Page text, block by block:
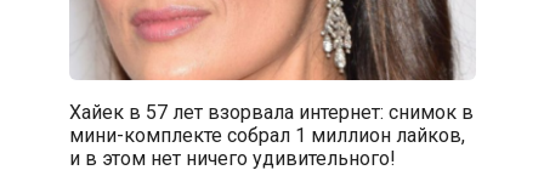
Хайек в 57 лет взорвала интернет: снимок в
мини-комплекте собрал 1 миллион лайков,
и в этом нет ничего удивительного!